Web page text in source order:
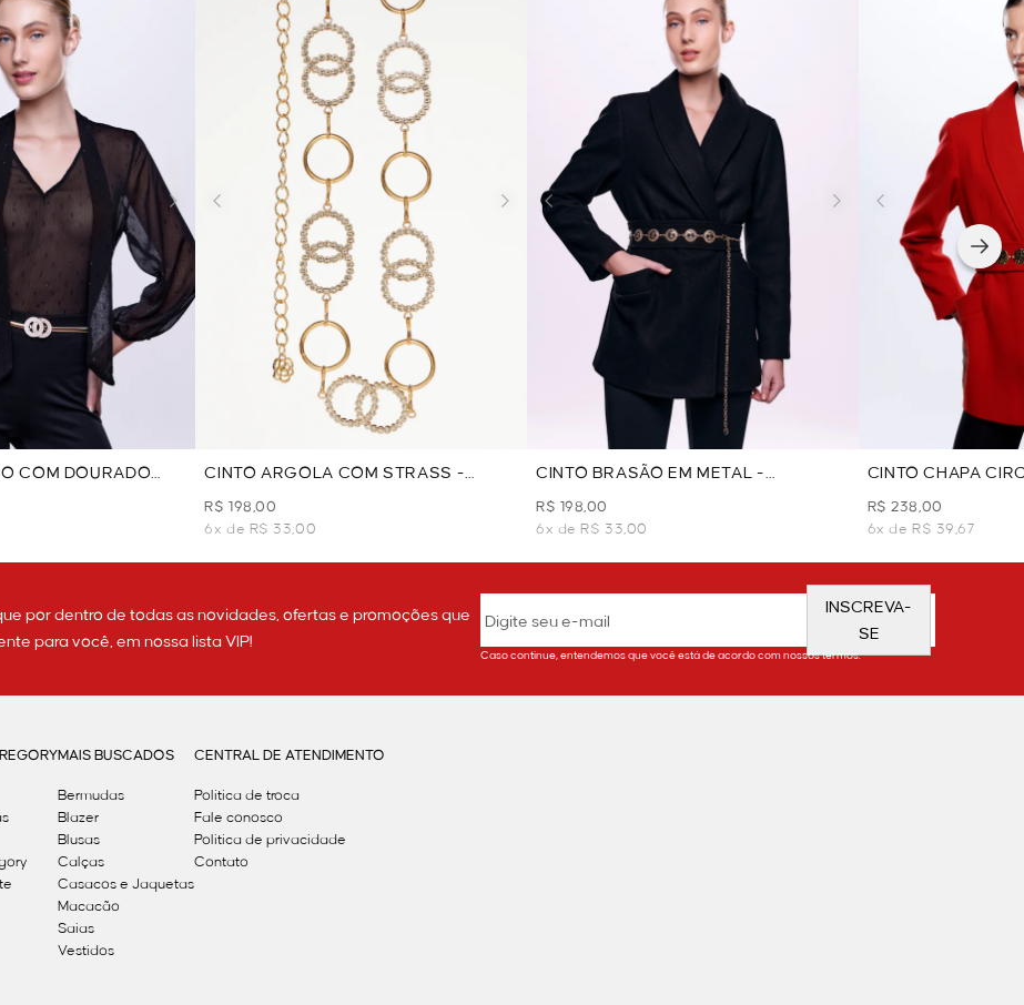
COM DOURADO
- DOURADO
CINTO ARGOLA COM STRASS -
DOURADO
R$ 198,00
6x de R$ 33,00
CINTO BRASÃO EM METAL -
DOURADO
R$ 198,00
6x de R$ 33,00
CINTO CHAPA
R$ 238,00
6x de R$ 39,67
por dentro de todas as novidades, ofertas e promoções que
para você, em nossa lista VIP!
INSCREVA-
SE
Caso continue, entendemos que você está de acordo com nossos termos.
MAIS BUSCADOS
Bermudas
Blazer
Blusas
Calças
Casacos e Jaquetas
Macacão
Saias
Vestidos
CENTRAL DE ATENDIMENTO
Política de troca
Fale conosco
Politica de privacidade
Contato